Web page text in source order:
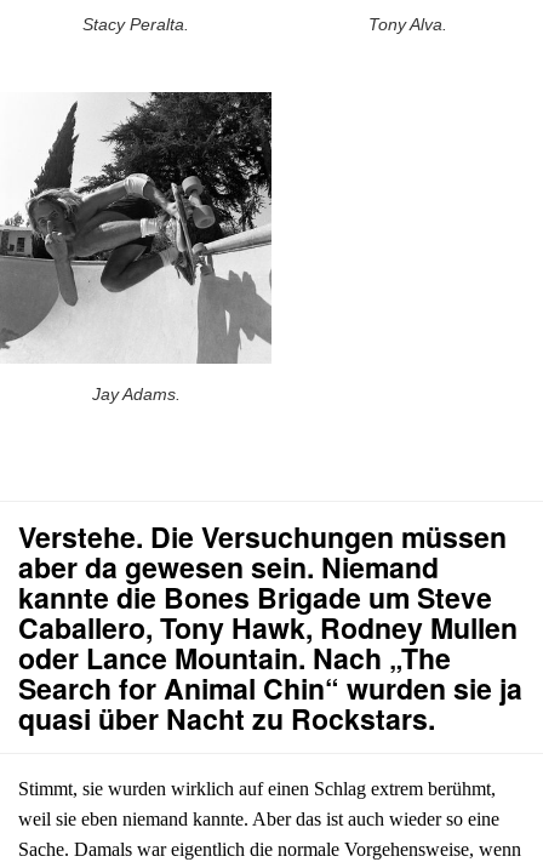
Stacy Peralta. Tony Alva.
Jay Adams.
Verstehe. Die Versuchungen müssen
aber da gewesen sein. Niemand
kannte die Bones Brigade um Steve
Caballero, Tony Hawk, Rodney Mullen
oder Lance Mountain. Nach „The
Search for Animal Chin“ wurden sie ja
quasi über Nacht zu Rockstars.
Stimmt, sie wurden wirklich auf einen Schlag extrem berühmt,
weil sie eben niemand kannte. Aber das ist auch wieder so eine
Sache. Damals war eigentlich die normale Vorgehensweise, wenn